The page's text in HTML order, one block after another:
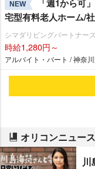
NEW
「週1から可
宅型有料老人ホーム/
シマダリビングパートナー
時給1,280円～
アルバイト・パート / 神奈
オリコンニュー
川